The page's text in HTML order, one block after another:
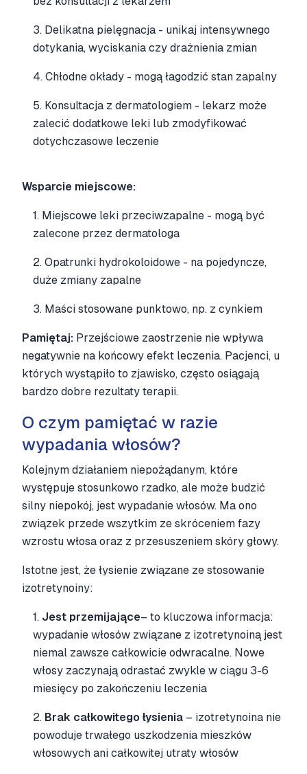
3. Delikatna pielęgnacja - unikaj intensywnego
dotykania, wyciskania czy drażnienia zmian
4. Chłodne okłady - mogą łagodzić stan zapalny
5. Konsultacja z dermatologiem - lekarz może
zalecić dodatkowe leki lub zmodyfikować
dotychczasowe leczenie
Wsparcie miejscowe:
1. Miejscowe leki przeciwzapalne - mogą być
zalecone przez dermatologa
2. Opatrunki hydrokoloidowe - na pojedyncze,
duże zmiany zapalne
3. Maści stosowane punktowo, np. z cynkiem
Pamiętaj: Przejściowe zaostrzenie nie wpływa
negatywnie na końcowy efekt leczenia. Pacjenci, u
których wystąpiło to zjawisko, często osiągają
bardzo dobre rezultaty terapii.
O czym pamiętać w razie
wypadania włosów?
Kolejnym działaniem niepożądanym, które
występuje stosunkowo rzadko, ale może budzić
silny niepokój, jest wypadanie włosów. Ma ono
związek przede wszytkim ze skróceniem fazy
wzrostu włosa oraz z przesuszeniem skóry głowy.
Istotne jest, że łysienie związane ze stosowanie
izotretynoiny:
1. Jest przemijające– to kluczowa informacja:
wypadanie włosów związane z izotretynoiną jest
niemal zawsze całkowicie odwracalne. Nowe
włosy zaczynają odrastać zwykle w ciągu 3-6
miesięcy po zakończeniu leczenia
2. Brak całkowitego łysienia – izotretynoina nie
powoduje trwałego uszkodzenia mieszków
włosowych ani całkowitej utraty włosów